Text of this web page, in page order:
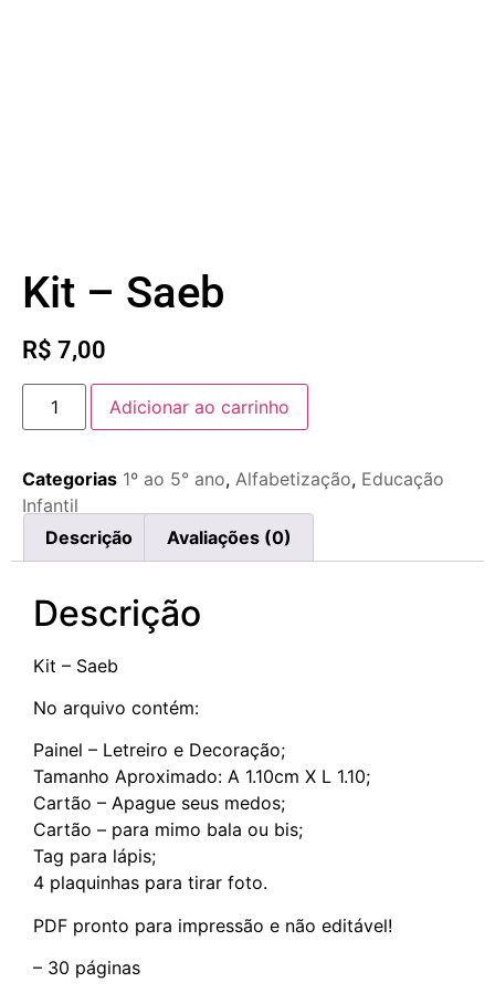
Kit – Saeb
R$ 7,00
Adicionar ao carrinho
Categorias 1º ao 5° ano, Alfabetização, Educação
Infantil
Descrição
Avaliações (0)
Descrição
Kit – Saeb
No arquivo contém:
Painel – Letreiro e Decoração;
Tamanho Aproximado: A 1.10cm X L 1.10;
Cartão – Apague seus medos;
Cartão – para mimo bala ou bis;
Tag para lápis;
4 plaquinhas para tirar foto.
PDF pronto para impressão e não editável!
– 30 páginas